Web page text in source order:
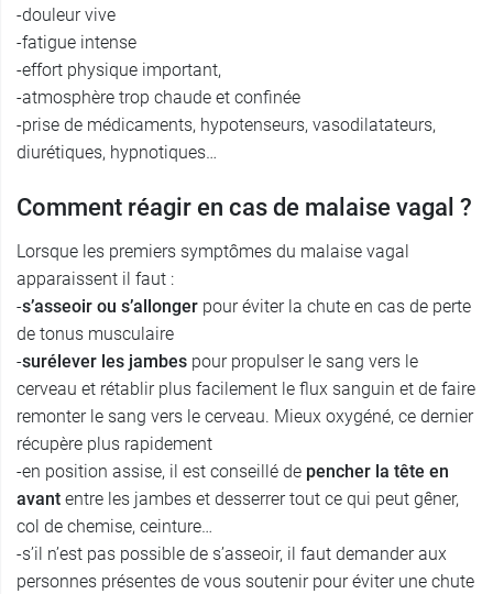
-douleur vive
-fatigue intense
-effort physique important,
-atmosphère trop chaude et confinée
-prise de médicaments, hypotenseurs, vasodilatateurs,
diurétiques, hypnotiques…
Comment réagir en cas de malaise vagal ?
Lorsque les premiers symptômes du malaise vagal
apparaissent il faut :
-s’asseoir ou s’allonger pour éviter la chute en cas de perte
de tonus musculaire
-surélever les jambes pour propulser le sang vers le
cerveau et rétablir plus facilement le flux sanguin et de faire
remonter le sang vers le cerveau. Mieux oxygéné, ce dernier
récupère plus rapidement
-en position assise, il est conseillé de pencher la tête en
avant entre les jambes et desserrer tout ce qui peut gêner,
col de chemise, ceinture…
-s’il n’est pas possible de s’asseoir, il faut demander aux
personnes présentes de vous soutenir pour éviter une chute